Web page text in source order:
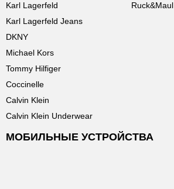
Karl Lagerfeld
Karl Lagerfeld Jeans
DKNY
Michael Kors
Tommy Hilfiger
Coccinelle
Calvin Klein
Calvin Klein Underwear
Ruck&Maul
МОБИЛЬНЫЕ УСТРОЙСТВА